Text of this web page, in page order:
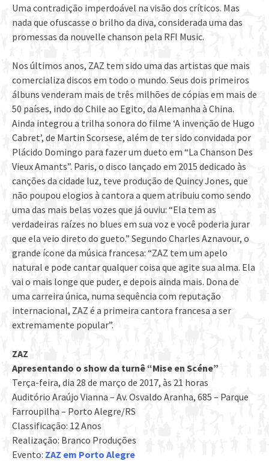
Uma contradição imperdoável na visão dos críticos. Mas
nada que ofuscasse o brilho da diva, considerada uma das
promessas da nouvelle chanson pela RFI Music.
Nos últimos anos, ZAZ tem sido uma das artistas que mais
comercializa discos em todo o mundo. Seus dois primeiros
álbuns venderam mais de três milhões de cópias em mais de
50 países, indo do Chile ao Egito, da Alemanha à China.
Ainda integrou a trilha sonora do filme ‘A invenção de Hugo
Cabret’, de Martin Scorsese, além de ter sido convidada por
Plácido Domingo para fazer um dueto em “La Chanson Des
Vieux Amants”. Paris, o disco lançado em 2015 dedicado às
canções da cidade luz, teve produção de Quincy Jones, que
não poupou elogios à cantora a quem atribuiu como sendo
uma das mais belas vozes que já ouviu: “Ela tem as
verdadeiras raízes no blues em sua voz e você poderia jurar
que ela veio direto do gueto.” Segundo Charles Aznavour, o
grande ícone da música francesa: “ZAZ tem um apelo
natural e pode cantar qualquer coisa que agite sua alma. Ela
vai o mais longe que puder, e depois ainda mais. Dona de
uma carreira única, numa sequência com reputação
internacional, ZAZ é a primeira cantora francesa a ser
extremamente popular”.
ZAZ
Apresentando o show da turnê “Mise en Scéne”
Terça-feira, dia 28 de março de 2017, às 21 horas
Auditório Araújo Vianna – Av. Osvaldo Aranha, 685 – Parque
Farroupilha – Porto Alegre/RS
Classificação: 12 Anos
Realização: Branco Produções
Evento: ZAZ em Porto Alegre